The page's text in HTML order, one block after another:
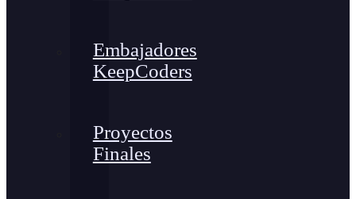
Embajadores
KeepCoders
Proyectos
Finales